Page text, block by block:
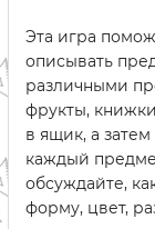
Эта игра
описывать
различными
фрукты,
в ящик, а
каждый
обсуждайте,
форму, цвет,